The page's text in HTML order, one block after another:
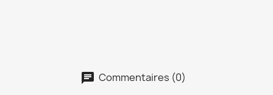
Commentaires (0)